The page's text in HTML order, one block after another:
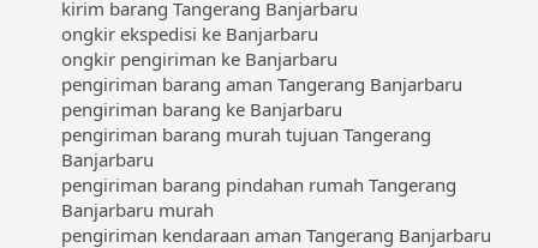
kirim barang Tangerang Banjarbaru
ongkir ekspedisi ke Banjarbaru
ongkir pengiriman ke Banjarbaru
pengiriman barang aman Tangerang Banjarbaru
pengiriman barang ke Banjarbaru
pengiriman barang murah tujuan Tangerang
Banjarbaru
pengiriman barang pindahan rumah Tangerang
Banjarbaru murah
pengiriman kendaraan aman Tangerang Banjarbaru